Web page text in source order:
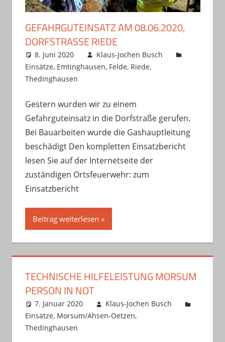
GEFAHRGUTEINSATZ AM 08.06.2020,
DORFSTRASSE RIEDE
8. Juni 2020
Klaus-Jochen Busch
Einsätze, Emtinghausen, Felde, Riede,
Thedinghausen
Gestern wurden wir zu einem
Gefahrguteinsatz in die Dorfstraße gerufen.
Bei Bauarbeiten wurde die Gashauptleitung
beschädigt Den kompletten Einsatzbericht
lesen Sie auf der Internetseite der
zuständigen Ortsfeuerwehr: zum
Einsatzbericht
Beitrag weiterlesen
TECHNISCHE HILFELEISTUNG MORSUM
PERSON IN NOT
7. Januar 2020
Klaus-Jochen Busch
Einsätze, Morsum/Ahsen-Oetzen,
Thedinghausen